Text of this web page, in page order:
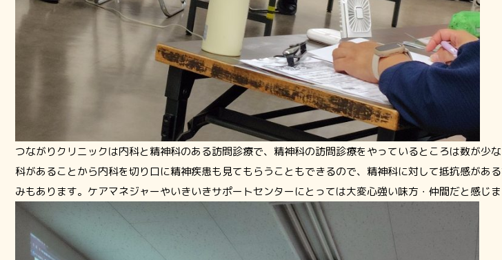
つながりクリニックは内科と精神科のある訪問診療で、精神科の訪問診療をやっているところは数が
科があることから内科を切り口に精神疾患も見てもらうこともできるので、精神科に対して抵抗感があ
みもあります。ケアマネジャーやいきいきサポートセンターにとっては大変心強い味方・仲間だと感じま